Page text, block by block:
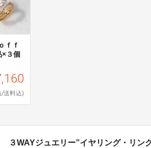
ｆｆ
×３個
/送料込)
３WAYジュエリー”イヤリング・リン